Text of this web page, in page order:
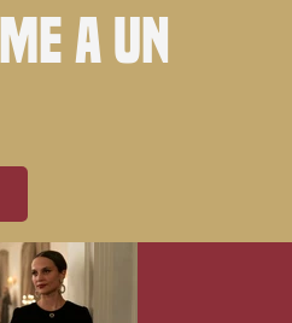
a un